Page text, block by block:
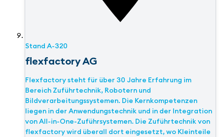
Stand A-320
flexfactory AG
Flexfactory steht für über 30 Jahre Erfahrung im
Bereich Zuführtechnik, Robotern und
Bildverarbeitungssystemen. Die Kernkompetenzen
liegen in der Anwendungstechnik und in der Integration
von All-in-One-Zuführsystemen. Die Zuführtechnik von
flexfactory wird überall dort eingesetzt, wo Kleinteile